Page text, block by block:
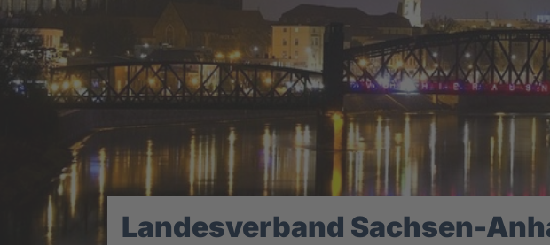
Landesverband Sachsen-